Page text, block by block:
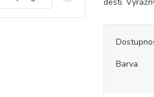
Barva